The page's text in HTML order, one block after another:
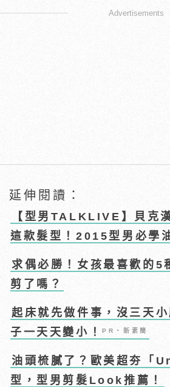
Advertisements
延伸閱讀：
【型男TALKLIVE】貝克
這款髮型！2015型男必學
求偶必勝！女孩最喜歡的5
剪了嗎？
起床就先做件事，沒三天
子一天天變小！PR・新素簡
油頭梳膩了？歐美超夯「
型，型男剪髮Look推薦！